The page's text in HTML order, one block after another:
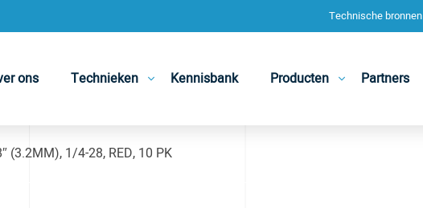
Technische bronnen
ons Technieken Kennisbank Producten Partners
(3.2MM), 1/4-28, RED, 10 PK